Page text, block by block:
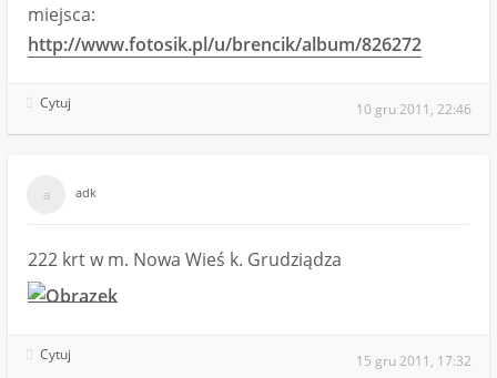
miejsca:
http://www.fotosik.pl/u/brencik/album/826272
Cytuj 10 gru 2011, 22:46
adk
222 krt w m. Nowa Wieś k. Grudziądza
Cytuj 15 gru 2011, 17:32